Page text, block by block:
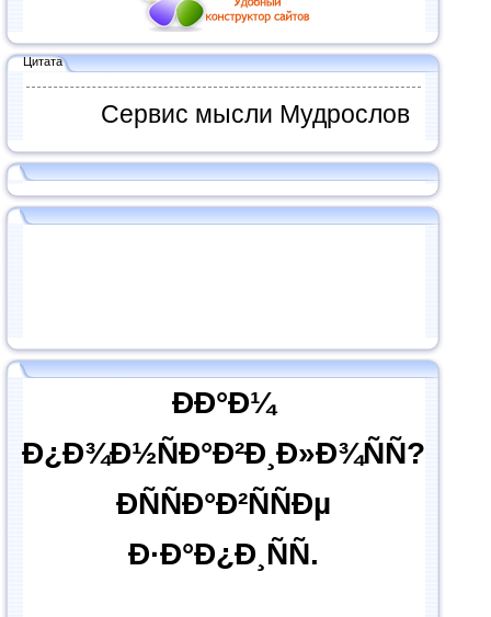
Цитата
Сервис мысли Мудрослов
ÐÐ°Ð¼
Ð¿Ð¾Ð½ÑÐ°Ð²Ð¸Ð»Ð¾ÑÑ?
ÐÑÑÐ°Ð²ÑÑÐµ
Ð·Ð°Ð¿Ð¸ÑÑ.